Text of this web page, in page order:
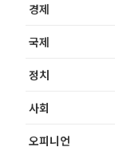
경제
국제
정치
사회
오피니언